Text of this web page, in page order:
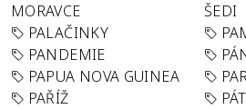
MORAVCE
ŠEDI
PALAČINKY
PANDEMIE
PAPUA NOVA GUINEA
PAŘÍŽ